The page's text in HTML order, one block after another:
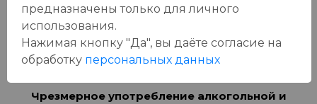
Присоединяйтесь к
нам в соц. сетях:
Чрезмерное употребление алкогольной и
предназначены только для личного
использования.
Нажимая кнопку "Да", вы даёте cогласие на
обработку персональных данных